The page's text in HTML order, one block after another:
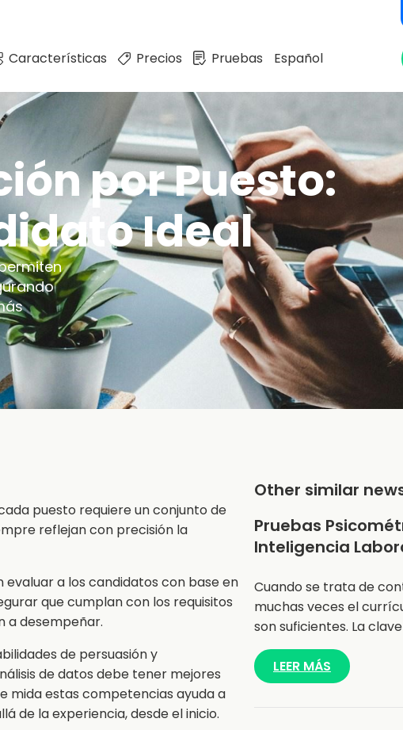
Características Precios Pruebas Español
por Puesto:
Ideal
puesto requiere un conjunto de
reflejan con precisión la
evaluar a los candidatos con base en
que cumplan con los requisitos
a desempeñar.
de persuasión y
de datos debe tener mejores
mida estas competencias ayuda a
de la experiencia, desde el inicio.
Other similar
Pruebas
Inteligencia
Cuando se trata de
muchas veces el
son suficientes. La
LEER MÁS